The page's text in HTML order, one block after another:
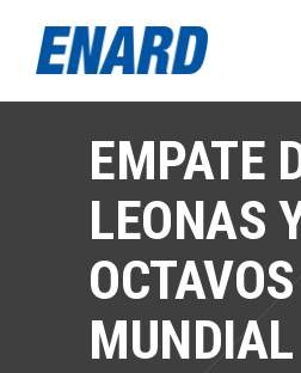
EMPATE
LEONAS
MUNDIAL